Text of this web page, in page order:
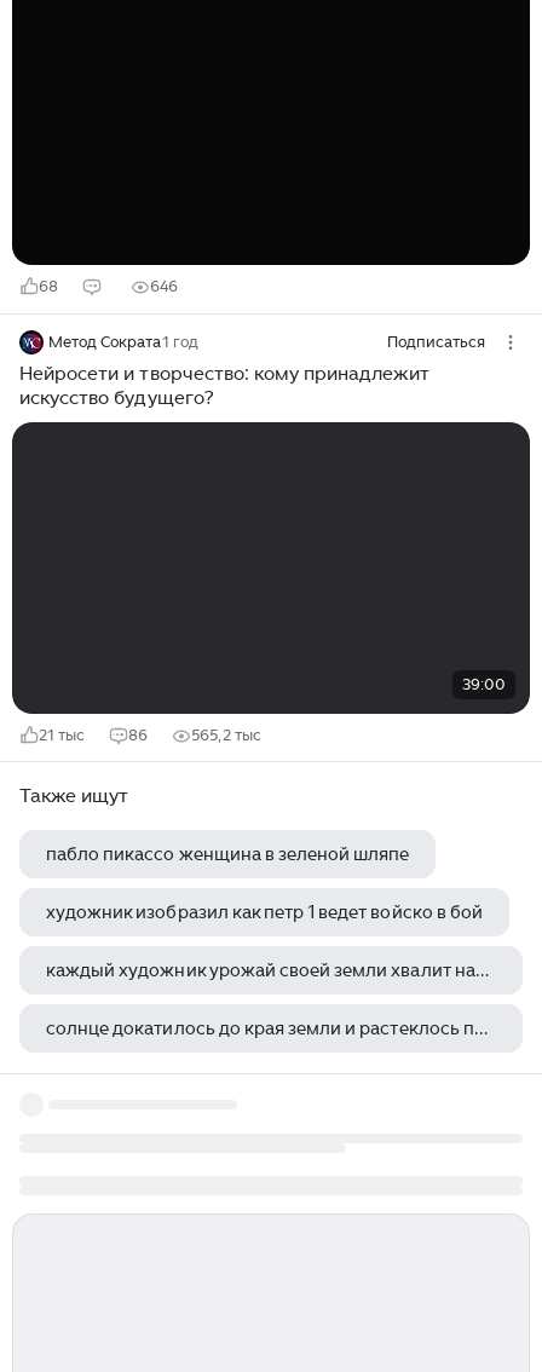
68 646
Метод Сократа1 год Подписаться
Нейросети и творчество: кому принадлежит
искусство будущего?
39:00
21 тыс 86 565,2 тыс
Также ищут
пабло пикассо женщина в зеленой шляпе
художник изобразил как петр 1 ведет войско в бой
каждый художник урожай своей земли хвалит натюрморт свет и тень форма и объем
солнце докатилось до края земли и растеклось по небу вишневым заревом художник